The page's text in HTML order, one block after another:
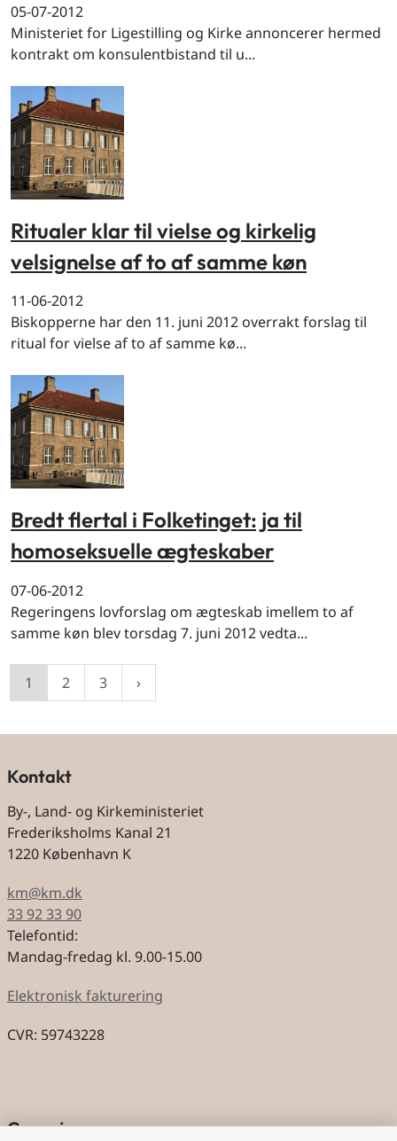
05-07-2012
Ministeriet for Ligestilling og Kirke annoncerer hermed
kontrakt om konsulentbistand til u...
Ritualer klar til vielse og kirkelig
velsignelse af to af samme køn
11-06-2012
Biskopperne har den 11. juni 2012 overrakt forslag til
ritual for vielse af to af samme kø...
Bredt flertal i Folketinget: ja til
homoseksuelle ægteskaber
07-06-2012
Regeringens lovforslag om ægteskab imellem to af
samme køn blev torsdag 7. juni 2012 vedta...
1 2 3
Kontakt
By-, Land- og Kirkeministeriet
Frederiksholms Kanal 21
1220 København K
km@km.dk
33 92 33 90
Telefontid:
Mandag-fredag kl. 9.00-15.00
Elektronisk fakturering
CVR: 59743228
Genveje